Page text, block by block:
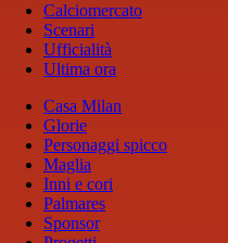
Calciomercato
Scenari
Ufficialità
Ultima ora
Casa Milan
Glorie
Personaggi spicco
Maglia
Inni e cori
Palmares
Sponsor